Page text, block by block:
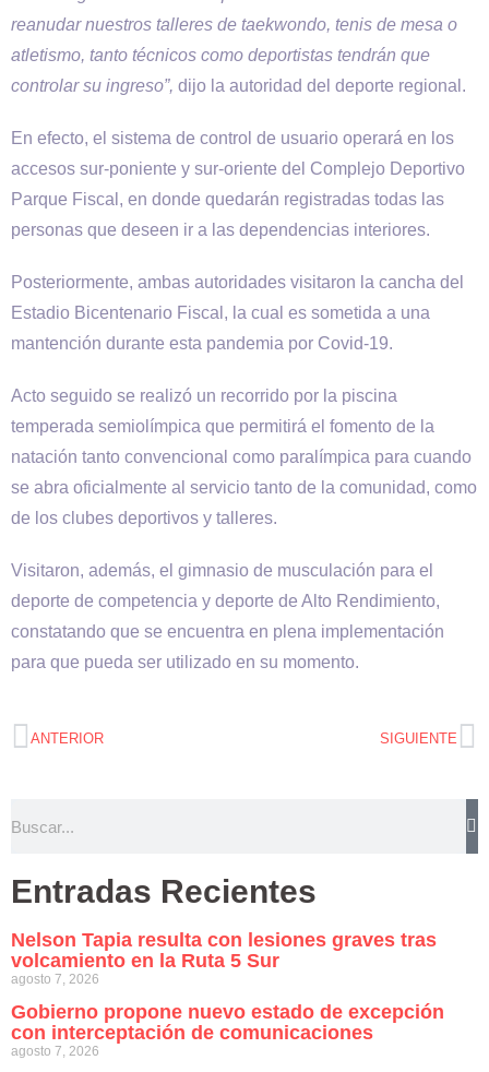
reanudar nuestros talleres de taekwondo, tenis de mesa o
atletismo, tanto técnicos como deportistas tendrán que
controlar su ingreso”, dijo la autoridad del deporte regional.
En efecto, el sistema de control de usuario operará en los
accesos sur-poniente y sur-oriente del Complejo Deportivo
Parque Fiscal, en donde quedarán registradas todas las
personas que deseen ir a las dependencias interiores.
Posteriormente, ambas autoridades visitaron la cancha del
Estadio Bicentenario Fiscal, la cual es sometida a una
mantención durante esta pandemia por Covid-19.
Acto seguido se realizó un recorrido por la piscina
temperada semiolímpica que permitirá el fomento de la
natación tanto convencional como paralímpica para cuando
se abra oficialmente al servicio tanto de la comunidad, como
de los clubes deportivos y talleres.
Visitaron, además, el gimnasio de musculación para el
deporte de competencia y deporte de Alto Rendimiento,
constatando que se encuentra en plena implementación
para que pueda ser utilizado en su momento.
ANTERIOR SIGUIENTE
Entradas Recientes
Nelson Tapia resulta con lesiones graves tras
volcamiento en la Ruta 5 Sur
agosto 7, 2026
Gobierno propone nuevo estado de excepción
con interceptación de comunicaciones
agosto 7, 2026